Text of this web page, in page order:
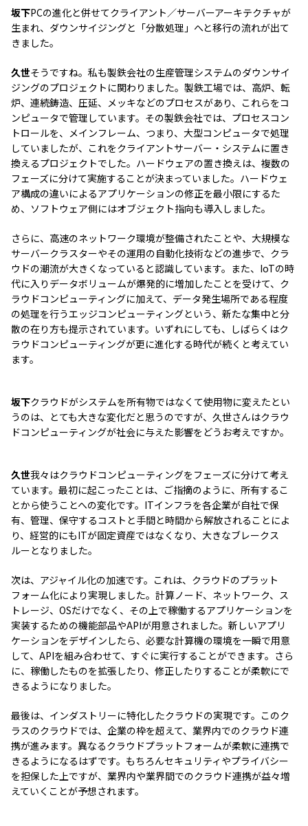
坂下PCの進化と併せてクライアント／サーバーアーキテクチャが
生まれ、ダウンサイジングと「分散処理」へと移行の流れが出て
きました。
久世そうですね。私も製鉄会社の生産管理システムのダウンサイ
ジングのプロジェクトに関わりました。製鉄工場では、高炉、転
炉、連続鋳造、圧延、メッキなどのプロセスがあり、これらをコ
ンピュータで管理しています。その製鉄会社では、プロセスコン
トロールを、メインフレーム、つまり、大型コンピュータで処理
していましたが、これをクライアントサーバー・システムに置き
換えるプロジェクトでした。ハードウェアの置き換えは、複数の
フェーズに分けて実施することが決まっていました。ハードウェ
ア構成の違いによるアプリケーションの修正を最小限にするた
め、ソフトウェア側にはオブジェクト指向も導入しました。
さらに、高速のネットワーク環境が整備されたことや、大規模な
サーバークラスターやその運用の自動化技術などの進歩で、クラ
ウドの潮流が大きくなっていると認識しています。また、IoTの時
代に入りデータボリュームが爆発的に増加したことを受けて、ク
ラウドコンピューティングに加えて、データ発生場所である程度
の処理を行うエッジコンピューティングという、新たな集中と分
散の在り方も提示されています。いずれにしても、しばらくはク
ラウドコンピューティングが更に進化する時代が続くと考えてい
ます。
坂下クラウドがシステムを所有物ではなくて使用物に変えたとい
うのは、とても大きな変化だと思うのですが、久世さんはクラウ
ドコンピューティングが社会に与えた影響をどうお考えですか。
久世我々はクラウドコンピューティングをフェーズに分けて考え
ています。最初に起こったことは、ご指摘のように、所有するこ
とから使うことへの変化です。ITインフラを各企業が自社で保
有、管理、保守するコストと手間と時間から解放されることによ
り、経営的にもITが固定資産ではなくなり、大きなブレークス
ルーとなりました。
次は、アジャイル化の加速です。これは、クラウドのプラット
フォーム化により実現しました。計算ノード、ネットワーク、ス
トレージ、OSだけでなく、その上で稼働するアプリケーションを
実装するための機能部品やAPIが用意されました。新しいアプリ
ケーションをデザインしたら、必要な計算機の環境を一瞬で用意
して、APIを組み合わせて、すぐに実行することができます。さら
に、稼働したものを拡張したり、修正したりすることが柔軟にで
きるようになりました。
最後は、インダストリーに特化したクラウドの実現です。このク
ラスのクラウドでは、企業の枠を超えて、業界内でのクラウド連
携が進みます。異なるクラウドプラットフォームが柔軟に連携で
きるようになるはずです。もちろんセキュリティやプライバシー
を担保した上ですが、業界内や業界間でのクラウド連携が益々増
えていくことが予想されます。